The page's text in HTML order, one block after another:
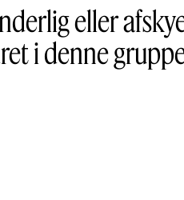
eller
i denne